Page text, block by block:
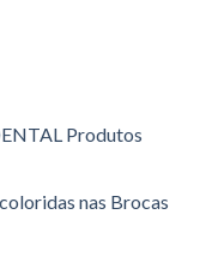
Produtos
nas Brocas